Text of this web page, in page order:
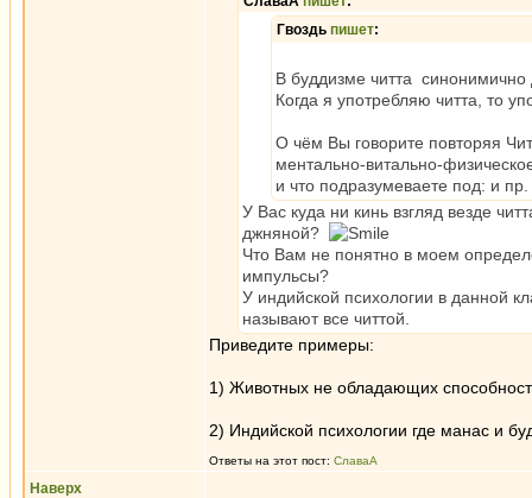
Гвоздь пишет:
В буддизме читта синонимично
Когда я употребляю читта, то
О чём Вы говорите повторяя
ментально-витально-
и что подразумеваете под: и пр.
У Вас куда ни кинь взгляд везде
джняной?
Что Вам не понятно в моем
импульсы?
У индийской психологии в данной
называют все читтой.
Приведите примеры:
1) Животных не обладающих
2) Индийской психологии где манас и
Ответы на этот пост: СлаваА
Наверх